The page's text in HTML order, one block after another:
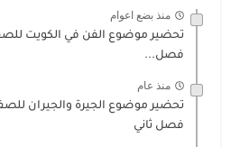
منذ بضع اعوام
تحضير موضوع الفن في الكويت
فصل...
منذ عام
تحضير موضوع الجيرة والجيران
فصل ثاني